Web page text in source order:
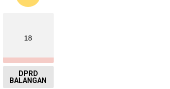
18
DPRD
BALANGAN